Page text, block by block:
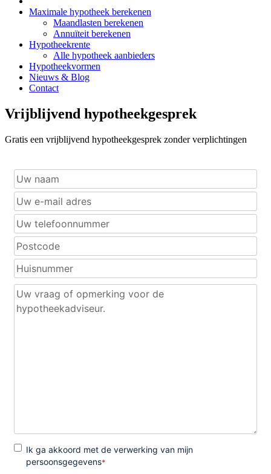
Maximale hypotheek berekenen
Maandlasten berekenen
Annuïteit berekenen
Hypotheekrente
Alle hypotheek aanbieders
Hypotheekvormen
Nieuws & Blog
Contact
Vrijblijvend hypotheekgesprek
Gratis een vrijblijvend hypotheekgesprek zonder verplichtingen